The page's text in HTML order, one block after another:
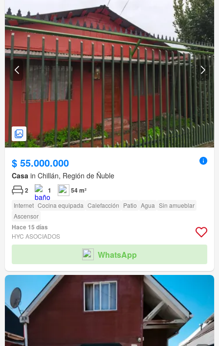
$ 55.000.000
Casa in Chillán, Región de Ñuble
2 1 54 m²
Internet Cocina equipada Calefacción Patio Agua Sin amueblar
Ascensor
Hace 15 días
HYC ASOCIADOS
WhatsApp